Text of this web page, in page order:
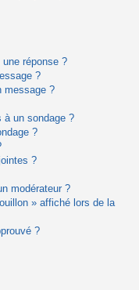
réponse ?
?
message ?
à un sondage ?
?
?
modérateur ?
» affiché lors de la
?